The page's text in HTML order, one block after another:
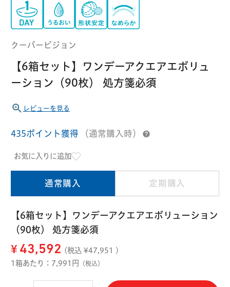
定期便
ケア用品
ソフト・使い捨て用
ハード用
オプション品
アイレ
アイミー 東レ
ご利用案内
当社について
クーパービジョン
【6箱セット】ワンデーアクエアエボリュ
ーション（90枚） 処方箋必須
レビューを見る
435ポイント獲得 （通常購入時）
お気に入りに追加
通常購入 定期購入
【6箱セット】ワンデーアクエアエボリューション
（90枚） 処方箋必須
¥ 43,592 (税込 ¥47,951 )
1箱あたり：7,991円
（税込）